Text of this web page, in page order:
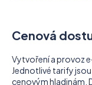
Cenová
Vytvoření a provoz
Jednotlivé tarify
cenovým hladinám.